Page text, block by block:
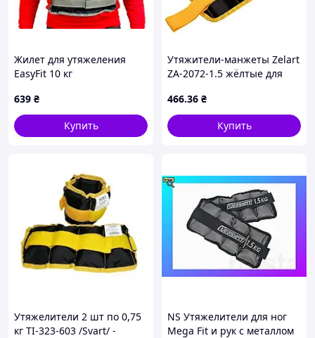
Жилет для утяжеления
EasyFit 10 кг
639 ₴
Купить
Утяжители-манжеты Zelart
ZA-2072-1.5 жёлтые для
466.36 ₴
Купить
Утяжелители 2 шт по 0,75
кг TI-323-603 /Svart/ -
NS Утяжелители для ног
Mega Fit и рук с металлом